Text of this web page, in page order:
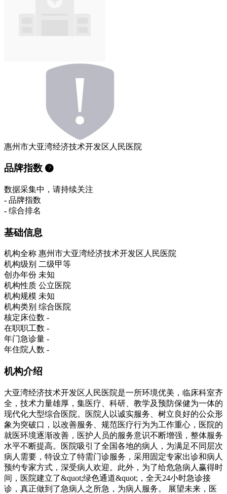
惠州市大亚湾经济技术开发区人民医院
品牌指数
数据采集中，请持续关注
- 品牌指数
- 综合排名
基础信息
机构全称 惠州市大亚湾经济技术开发区人民医院
机构级别 二级甲等
创办年份 未知
机构性质 公立医院
机构规模 未知
机构类别 综合医院
核定床位数 -
在职职工数 -
年门急诊量 -
年住院人数 -
机构介绍
大亚湾经济技术开发区人民医院是一所环境优美，临床科室齐
全，技术力量雄厚，集医疗、科研、教学及预防保健为一体的
现代化大型综合医院。医院人以诚实服务、树立良好的公众形
象为突破口，以改善服务、规范医疗行为为工作重心，医院的
就医环境逐渐改善，医护人员的服务意识不断增强，整体服务
水平不断提高。医院吸引了全国各地的病人，为满足不同层次
病人需要，特设立了特需门诊服务，采用固定专家出诊和病人
预约专家方式，深受病人欢迎。此外，为了给危急病人赢得时
间，医院建立了&quot;绿色通道&quot;，全天24小时急诊接
诊，真正做到了急病人之所急，为病人服务。 展望未来，医